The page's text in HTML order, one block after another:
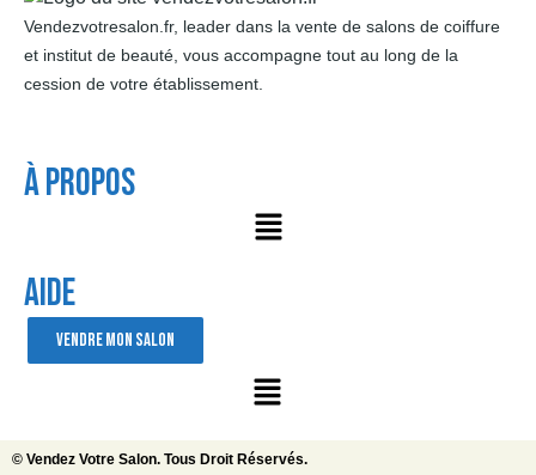
Vendezvotresalon.fr, leader dans la vente de salons de coiffure
et institut de beauté, vous accompagne tout au long de la
cession de votre établissement.
À Propos
AIDE
VENDRE MON SALON
© Vendez Votre Salon. Tous Droit Réservés.